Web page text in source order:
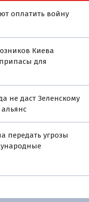
оплатить войну
Киева
для
не даст Зеленскому
передать угрозы